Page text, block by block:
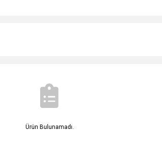
Ürün Bulunamadı.